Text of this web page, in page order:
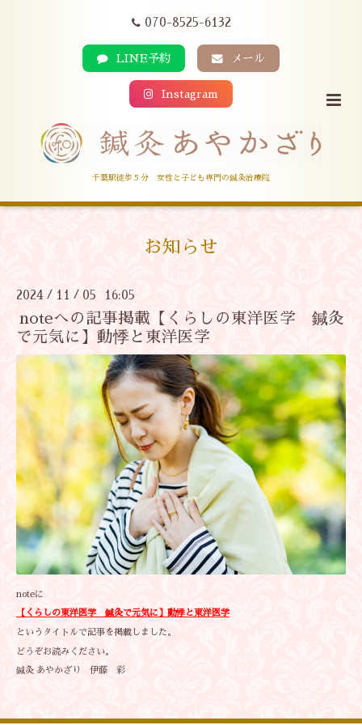
070-8525-6132
LINE予約 メール
Instagram
千葉駅徒歩５分 女性と子ども専門の鍼灸治療院
お知らせ
2024 / 11 / 05 16:05
noteへの記事掲載【くらしの東洋医学 鍼灸
で元気に】動悸と東洋医学
noteに
【くらしの東洋医学 鍼灸で元気に】動悸と東洋医学
というタイトルで記事を掲載しました。
どうぞお読みください。
鍼灸 あやかざり 伊藤 彩